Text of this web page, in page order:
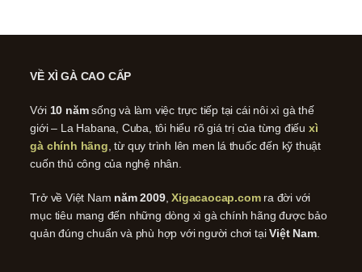
VỀ XÌ GÀ CAO CẤP
Với 10 nămsống và làm việc trực tiếp tại cái nôi xì gà thế
giới – La Habana, Cuba, tôi hiểu rõ giá trị của từng điếu xì
gà chính hãng, từ quy trình lên men lá thuốc đến kỹ thuật
cuốn thủ công của nghệ nhân.
Trở về Việt Nam năm 2009,Xigacaocap.comra đời với
mục tiêu mang đến những dòng xì gà chính hãng được bảo
quản đúng chuẩn và phù hợp với người chơi tạiViệt Nam.